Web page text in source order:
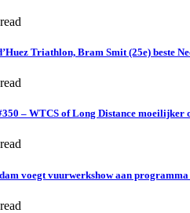
read
Triathlon, Bram Smit (25e) beste
read
– WTCS of Long Distance moeilijker
read
voegt vuurwerkshow aan
read